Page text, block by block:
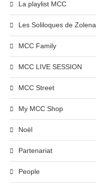
La playlist MCC
Les Soliloques de Zolena
MCC Family
MCC LIVE SESSION
MCC Street
My MCC Shop
Noël
Partenariat
People